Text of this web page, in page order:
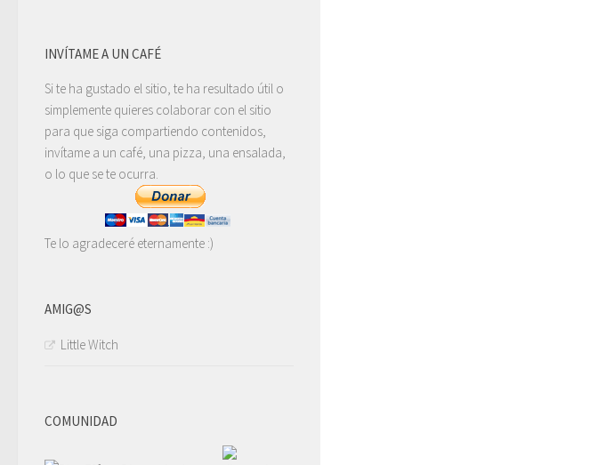
INVÍTAME A UN CAFÉ
Si te ha gustado el sitio, te ha resultado útil o
simplemente quieres colaborar con el sitio
para que siga compartiendo contenidos,
invítame a un café, una pizza, una ensalada,
o lo que se te ocurra.
Te lo agradeceré eternamente :)
AMIG@S
Little Witch
COMUNIDAD